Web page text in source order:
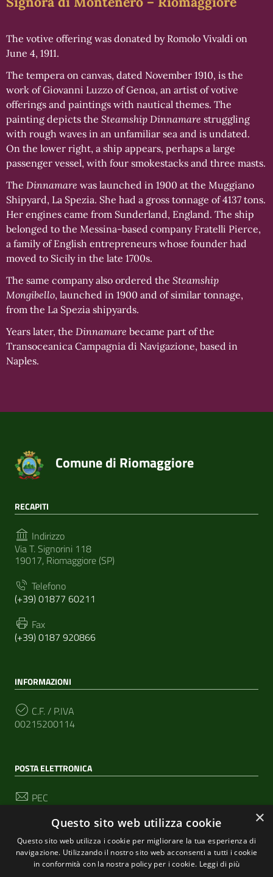
The votive offering was donated by Romolo Vivaldi on
June 4, 1911.
The tempera on canvas, dated November 1910, is the
work of Giovanni Luzzo of Genoa, an artist of votive
offerings and paintings with nautical themes. The
painting depicts the Steamship Dinnamare struggling
with rough waves in an unfamiliar sea and is undated.
On the lower right, a ship appears, perhaps a large
passenger vessel, with four smokestacks and three masts.
The Dinnamare was launched in 1900 at the Muggiano
Shipyard, La Spezia. She had a gross tonnage of 4137 tons.
Her engines came from Sunderland, England. The ship
belonged to the Messina-based company Fratelli Pierce,
a family of English entrepreneurs whose founder had
moved to Sicily in the late 1700s.
The same company also ordered the Steamship
Mongibello, launched in 1900 and of similar tonnage,
from the La Spezia shipyards.
Years later, the Dinnamare became part of the
Transoceanica Campagnia di Navigazione, based in
Naples.
Comune di Riomaggiore
RECAPITI
Indirizzo
Via T. Signorini 118
19017, Riomaggiore (SP)
Telefono
(+39) 01877 60211
Fax
(+39) 0187 920866
INFORMAZIONI
C.F. / P.IVA
00215200114
POSTA ELETTRONICA
PEC
Email
urp@comune.riomaggiore.sp.it
×
Questo sito web utilizza cookie
Questo sito web utilizza i cookie per migliorare la tua esperienza di
navigazione. Utilizzando il nostro sito web acconsenti a tutti i cookie
in conformità con la nostra policy per i cookie. Leggi di più